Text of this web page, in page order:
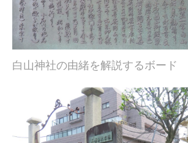
白山神社の由緒を解説するボード